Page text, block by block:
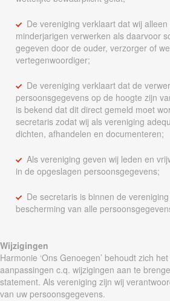
De vereniging verklaart dat wij
minderjarigen verwerken als daarvoor
gegeven door de ouder, verzorger of
vertegenwoordiger;
De vereniging verklaart dat de
persoonsgegevens op de hoogte zijn
is bekend dat dit direct gemeld moet
secretaris zodat wij als vereniging
dichten, afhandelen en documenteren;
Als vereniging geven wij leden en
in de opgeslagen persoonsgegevens;
De secretaris is binnen de
bescherming van alle
Wijzigingen
Harmonie ‘Ons Genoegen’ behoudt zich
aanpassingen c.q. wijzigingen aan te
statement. Als vereniging zijn wij
van uw persoonsgegevens.